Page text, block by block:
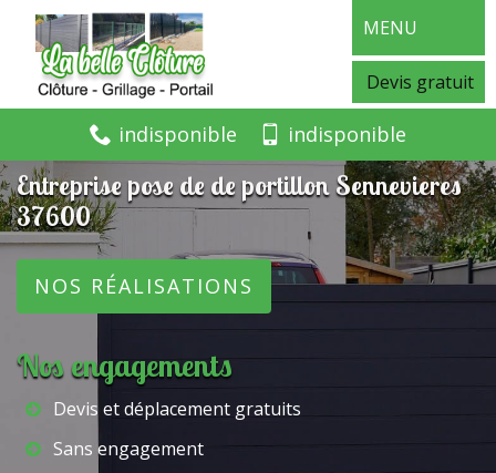
MENU
Devis gratuit
indisponible indisponible
Entreprise pose de de portillon Sennevieres
37600
NOS RÉALISATIONS
Nos engagements
Devis et déplacement gratuits
Sans engagement